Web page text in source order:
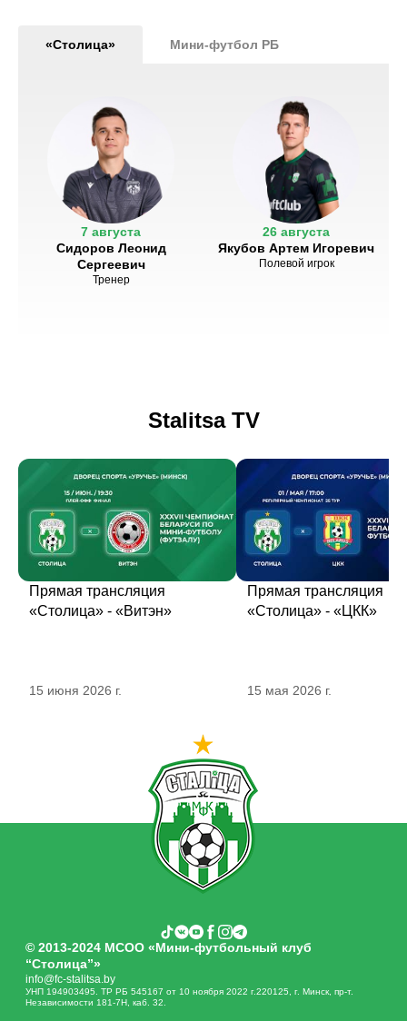
«Столица» Мини-футбол РБ
7 августа
Сидоров Леонид
Сергеевич
Тренер
26 августа
Якубов Артем Игоревич
Полевой игрок
Stalitsa TV
Прямая трансляция
«Столица» - «Витэн»
15 июня 2026 г.
Прямая трансляция
«Столица» - «ЦКК»
15 мая 2026 г.
© 2013-2024 МСОО «Мини-футбольный клуб
“Столица”»
info@fc-stalitsa.by
УНП 194903495. ТР РБ 545167 от 10 ноября 2022 г.220125, г. Минск, пр-т.
Независимости 181-7Н, каб. 32.